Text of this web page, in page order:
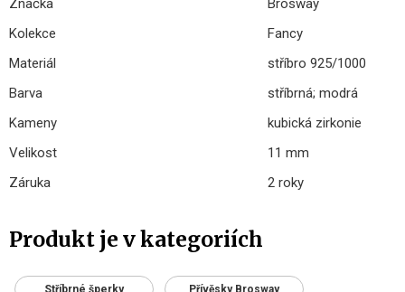
Značka
Brosway
Kolekce
Fancy
Materiál
stříbro 925/1000
Barva
stříbrná; modrá
Kameny
kubická zirkonie
Velikost
11 mm
Záruka
2 roky
Produkt je v kategoriích
Stříbrné šperky Přívěsky Brosway